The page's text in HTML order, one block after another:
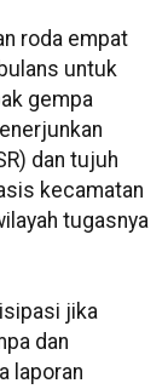
roda empat
untuk
gempa
dan tujuh
kecamatan
tugasnya
jika
dan
laporan